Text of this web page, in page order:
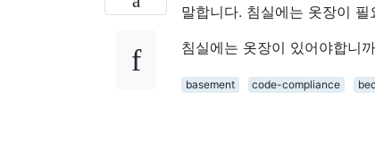
말합니다. 침실에는 옷장이
침실에는 옷장이 있어야합니
basement code-compliance